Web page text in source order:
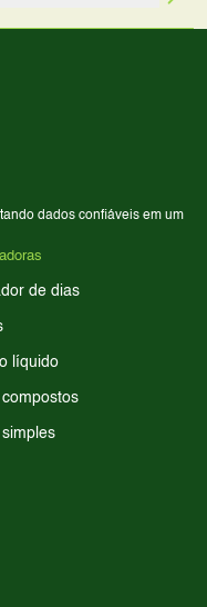
Use nossos filtros
dados confiáveis em um
de dias
líquido